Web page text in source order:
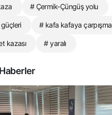
# Çermik-Çüngüş yolu
# kafa kafaya çarpışma
kazası # yaralı